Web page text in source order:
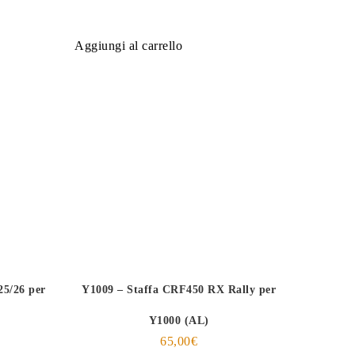
26 per
Aggiungi al carrello
Y1009 – Staffa CRF450 RX Rally per
Y1000 (AL)
65,00€